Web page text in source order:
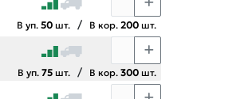
В уп. 50 шт. / В кор. 200 шт.
В уп. 75 шт. / В кор. 300 шт.